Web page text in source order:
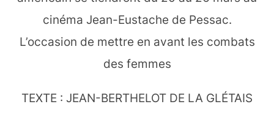
cinéma Jean-Eustache de Pessac.
L’occasion de mettre en avant les combats
des femmes
TEXTE : JEAN-BERTHELOT DE LA GLÉTAIS